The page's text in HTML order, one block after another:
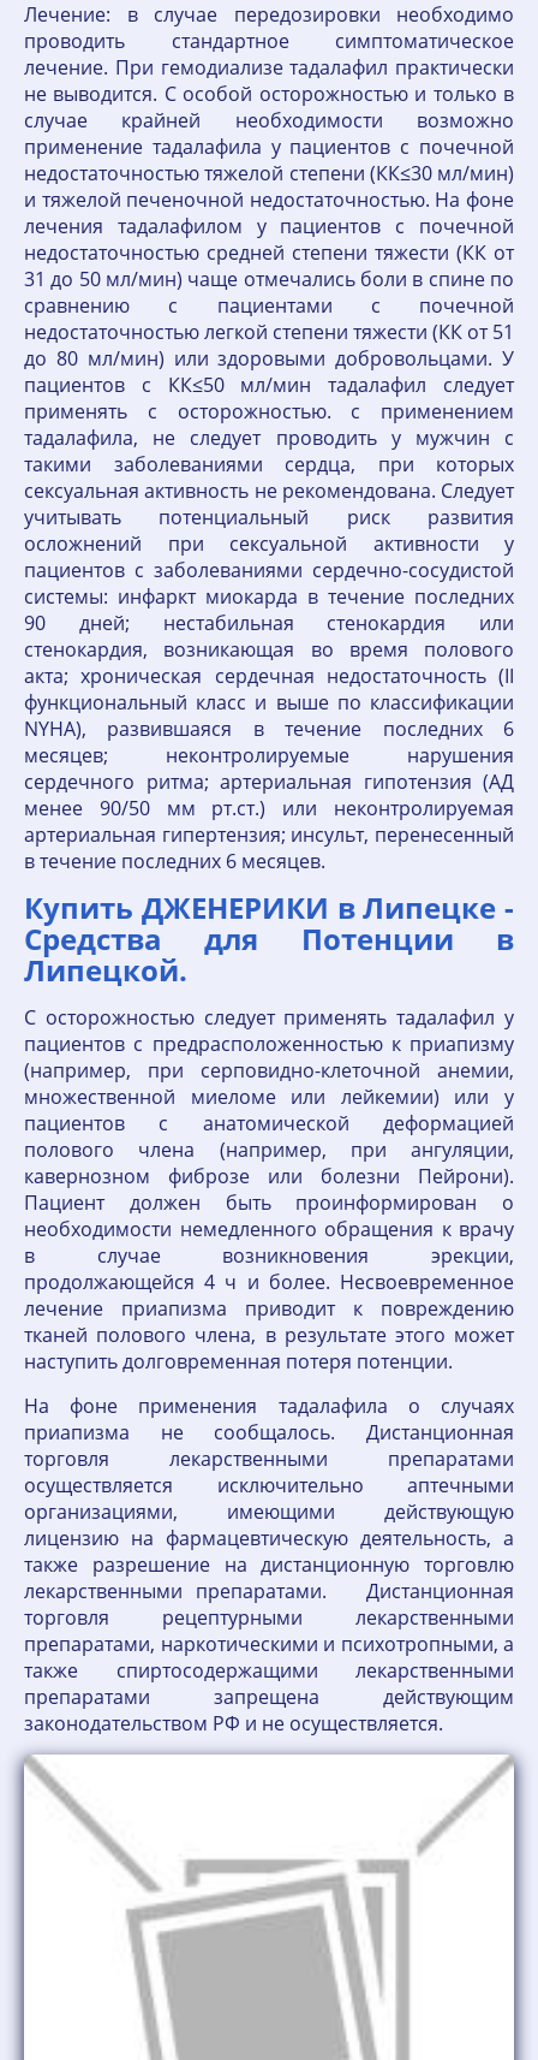
Лечение: в случае передозировки необходимо
проводить стандартное симптоматическое
лечение. При гемодиализе тадалафил практически
не выводится. С особой осторожностью и только в
случае крайней необходимости возможно
применение тадалафила у пациентов с почечной
недостаточностью тяжелой степени (КК≤30 мл/мин)
и тяжелой печеночной недостаточностью. На фоне
лечения тадалафилом у пациентов с почечной
недостаточностью средней степени тяжести (КК от
31 до 50 мл/мин) чаще отмечались боли в спине по
сравнению с пациентами с почечной
недостаточностью легкой степени тяжести (КК от 51
до 80 мл/мин) или здоровыми добровольцами. У
пациентов с КК≤50 мл/мин тадалафил следует
применять с осторожностью. с применением
тадалафила, не следует проводить у мужчин с
такими заболеваниями сердца, при которых
сексуальная активность не рекомендована. Следует
учитывать потенциальный риск развития
осложнений при сексуальной активности у
пациентов с заболеваниями сердечно-сосудистой
системы: инфаркт миокарда в течение последних
90 дней; нестабильная стенокардия или
стенокардия, возникающая во время полового
акта; хроническая сердечная недостаточность (II
функциональный класс и выше по классификации
NYHA), развившаяся в течение последних 6
месяцев; неконтролируемые нарушения
сердечного ритма; артериальная гипотензия (АД
менее 90/50 мм рт.ст.) или неконтролируемая
артериальная гипертензия; инсульт, перенесенный
в течение последних 6 месяцев.
Купить ДЖЕНЕРИКИ в Липецке -
Средства для Потенции в
Липецкой.
С осторожностью следует применять тадалафил у
пациентов с предрасположенностью к приапизму
(например, при серповидно-клеточной анемии,
множественной миеломе или лейкемии) или у
пациентов с анатомической деформацией
полового члена (например, при ангуляции,
кавернозном фиброзе или болезни Пейрони).
Пациент должен быть проинформирован о
необходимости немедленного обращения к врачу
в случае возникновения эрекции,
продолжающейся 4 ч и более. Несвоевременное
лечение приапизма приводит к повреждению
тканей полового члена, в результате этого может
наступить долговременная потеря потенции.
На фоне применения тадалафила о случаях
приапизма не сообщалось. Дистанционная
торговля лекарственными препаратами
осуществляется исключительно аптечными
организациями, имеющими действующую
лицензию на фармацевтическую деятельность, а
также разрешение на дистанционную торговлю
лекарственными препаратами. Дистанционная
торговля рецептурными лекарственными
препаратами, наркотическими и психотропными, а
также спиртосодержащими лекарственными
препаратами запрещена действующим
законодательством РФ и не осуществляется.